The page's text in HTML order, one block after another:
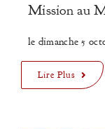
Mission au
le dimanche 5
Lire Plus